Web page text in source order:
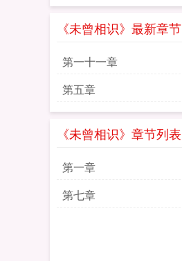
《未曾相识》最新章节
第一十一章
第五章
《未曾相识》章节列表
第一章
第七章